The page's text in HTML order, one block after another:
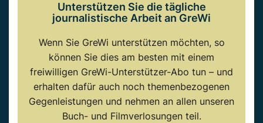
Unterstützen Sie die tägliche
journalistische Arbeit an GreWi
Wenn Sie GreWi unterstützen möchten, so
können Sie dies am besten mit einem
freiwilligen GreWi-Unterstützer-Abo tun – und
erhalten dafür auch noch themenbezogenen
Gegenleistungen und nehmen an allen unseren
Buch- und Filmverlosungen teil.